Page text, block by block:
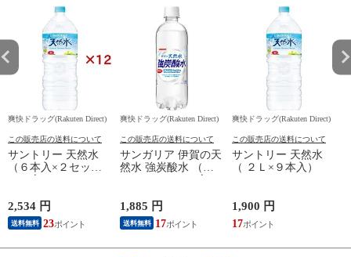
爽快ドラッグ(Rakuten Direct)
この販売店の送料について
サントリー 天然水
（６本入×２セット
（１本２Ｌ））
2,534 円
送料無料 23
爽快ドラッグ(Rakuten Direct)
この販売店の送料について
サンガリア 伊賀の天
然水 強炭酸水 （５
００ｍｌ＊２４本
1,885 円
送料無料 17
爽快ドラッグ(Rakuten Direct)
この販売店の送料について
サントリー 天然水
（ ２Ｌ×９本入）
1,900 円
17